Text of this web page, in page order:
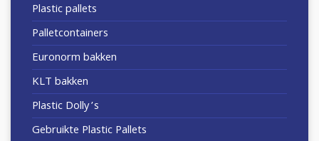
Plastic pallets
Palletcontainers
Euronorm bakken
KLT bakken
Plastic Dolly’s
Gebruikte Plastic Pallets